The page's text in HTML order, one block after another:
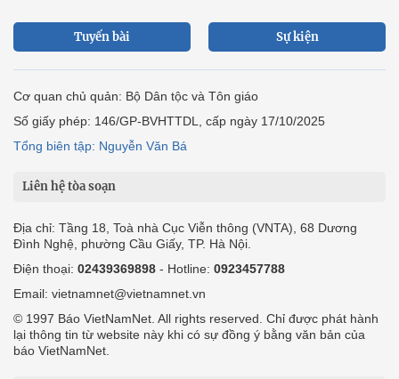
Tuyến bài Sự kiện
Cơ quan chủ quản: Bộ Dân tộc và Tôn giáo
Số giấy phép: 146/GP-BVHTTDL, cấp ngày 17/10/2025
Tổng biên tập: Nguyễn Văn Bá
Liên hệ tòa soạn
Địa chỉ: Tầng 18, Toà nhà Cục Viễn thông (VNTA), 68 Dương
Đình Nghệ, phường Cầu Giấy, TP. Hà Nội.
Điện thoại: 02439369898 - Hotline: 0923457788
Email: vietnamnet@vietnamnet.vn
© 1997 Báo VietNamNet. All rights reserved. Chỉ được phát hành
lại thông tin từ website này khi có sự đồng ý bằng văn bản của
báo VietNamNet.